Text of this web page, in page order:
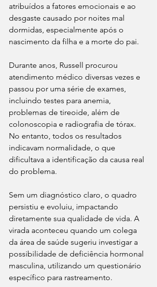
atribuídos a fatores emocionais e ao
desgaste causado por noites mal
dormidas, especialmente após o
nascimento da filha e a morte do pai.
Durante anos, Russell procurou
atendimento médico diversas vezes e
passou por uma série de exames,
incluindo testes para anemia,
problemas de tireoide, além de
colonoscopia e radiografia de tórax.
No entanto, todos os resultados
indicavam normalidade, o que
dificultava a identificação da causa real
do problema.
Sem um diagnóstico claro, o quadro
persistiu e evoluiu, impactando
diretamente sua qualidade de vida. A
virada aconteceu quando um colega
da área de saúde sugeriu investigar a
possibilidade de deficiência hormonal
masculina, utilizando um questionário
específico para rastreamento.